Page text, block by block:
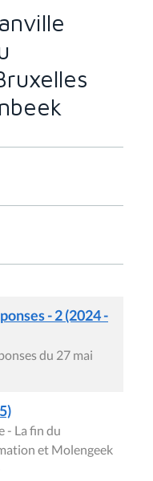
- 2 (2024 -
du 27 mai
- La fin du
et Molengeek